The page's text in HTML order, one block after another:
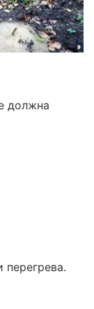
должна
перегрева.